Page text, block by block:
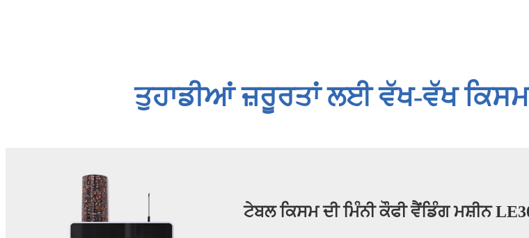
ਤੁਹਾਡੀਆਂ ਜ਼ਰੂਰਤਾਂ ਲਈ ਵੱਖ-ਵੱਖ
ਟੇਬਲ ਕਿਸਮ ਦੀ ਮਿੰਨੀ ਕੌਫੀ ਵੈਂਡਿੰਗ ਮਸ਼ੀਨ